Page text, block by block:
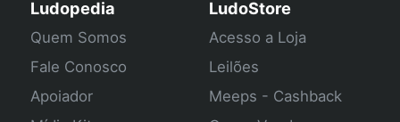
Ludopedia
Quem Somos
Fale Conosco
Apoiador
LudoStore
Acesso a Loja
Leilões
Meeps - Cashback